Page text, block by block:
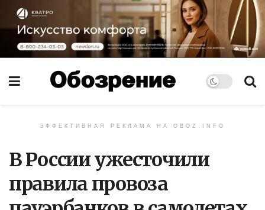
ЭФФЕКТИВНАЯ РЕКЛАМА НА OBOZ.INFO
В России ужесточили
правила провоза